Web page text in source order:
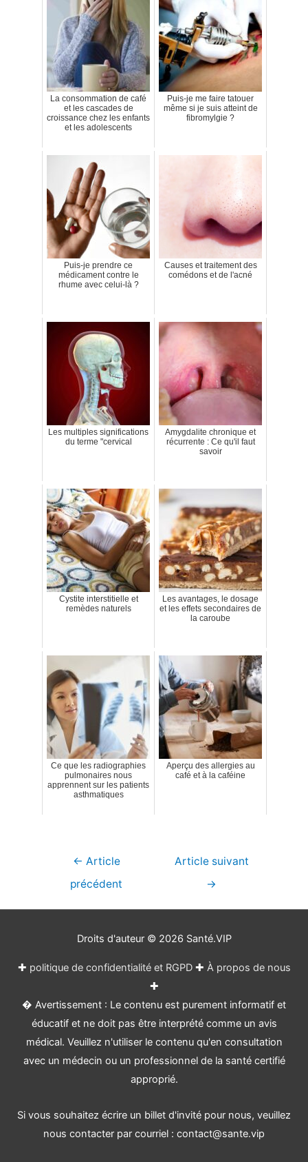
La consommation de café
et les cascades de
croissance chez les enfants
et les adolescents
Puis-je me faire tatouer
même si je suis atteint de
fibromylgie ?
Puis-je prendre ce
médicament contre le
rhume avec celui-là ?
Causes et traitement des
comédons et de l'acné
Les multiples significations
du terme "cervical
Amygdalite chronique et
récurrente : Ce qu'il faut
savoir
Cystite interstitielle et
remèdes naturels
Les avantages, le dosage
et les effets secondaires de
la caroube
Ce que les radiographies
pulmonaires nous
apprennent sur les patients
asthmatiques
Aperçu des allergies au
café et à la caféine
Navigation
← Article
précédent
Article suivant
→
Droits d'auteur © 2026 Santé.VIP
✚ politique de confidentialité et RGPD✚ À propos de nous
✚
� Avertissement : Le contenu est purement informatif et
éducatif et ne doit pas être interprété comme un avis
médical. Veuillez n'utiliser le contenu qu'en consultation
avec un médecin ou un professionnel de la santé certifié
approprié.
Si vous souhaitez écrire un billet d'invité pour nous, veuillez
nous contacter par courriel : contact@sante.vip